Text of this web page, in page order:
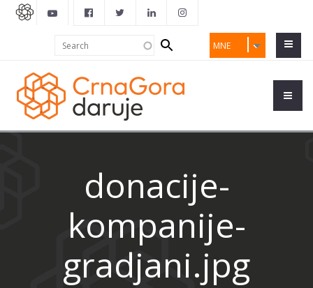
MNE
Search
form
donacije-
kompanije-
gradjani.jpg